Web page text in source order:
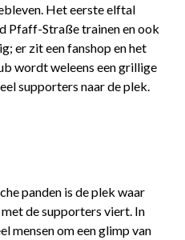
Het eerste elftal
Pfaff-Straße trainen en ook
er zit een fanshop en het
wordt weleens een grillige
supporters naar de plek.
panden is de plek waar
de supporters viert. In
mensen om een glimp van